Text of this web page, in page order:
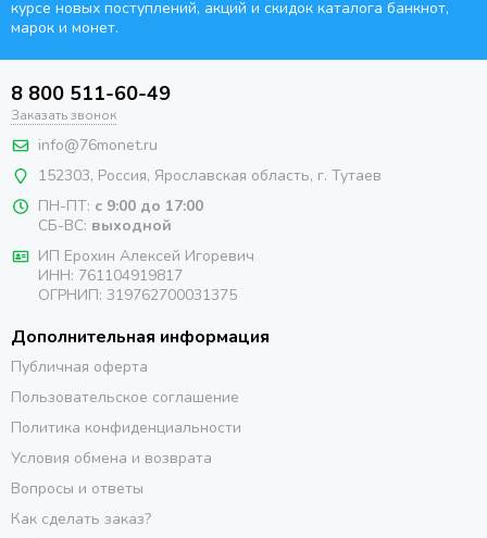
курсе новых поступлений, акций и скидок каталога банкнот,
марок и монет.
8 800 511-60-49
Заказать звонок
info@76monet.ru
152303, Россия, Ярославская область, г. Тутаев
ПН-ПТ: с 9:00 до 17:00
СБ-ВС: выходной
ИП Ерохин Алексей Игоревич
ИНН: 761104919817
ОГРНИП: 319762700031375
Дополнительная информация
Публичная оферта
Пользовательское соглашение
Политика конфиденциальности
Условия обмена и возврата
Вопросы и ответы
Как сделать заказ?